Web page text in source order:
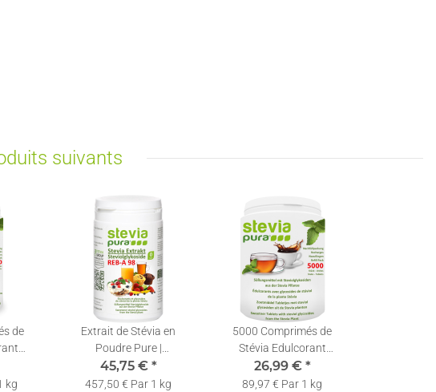
suivants
de
kg
Extrait de Stévia en
Poudre Pure |
Rébaudioside-A 98% |
Avec Cuillère de Dosage |
45,75 € *
457,50 € Par 1 kg
5000 Comprimés de
Stévia Edulcorant
Recharge + Distributeur
26,99 € *
89,97 € Par 1 kg